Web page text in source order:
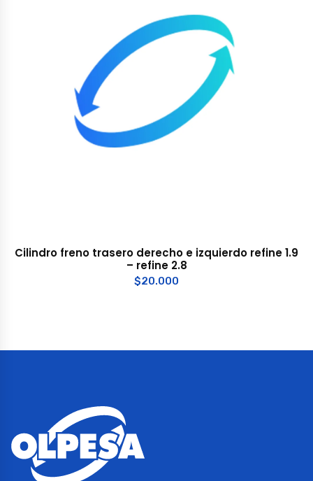
Cilindro freno trasero derecho e izquierdo refine 1.9
– refine 2.8
$20.000